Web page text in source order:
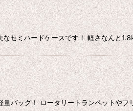
セミハードケースです！ 軽さなんと
バッグ！ ロータリートランペットやフ